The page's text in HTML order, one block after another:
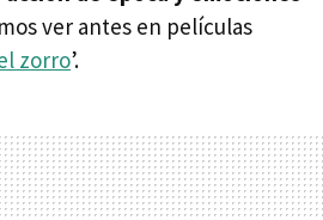
ver antes en películas
zorro’.